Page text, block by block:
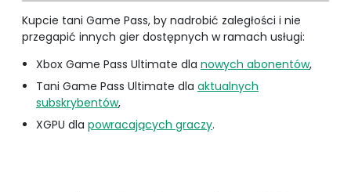
Kupcie tani Game Pass, by nadrobić zaległości i nie
przegapić innych gier dostępnych w ramach usługi:
Xbox Game Pass Ultimate dla nowych abonentów,
Tani Game Pass Ultimate dla aktualnych
subskrybentów,
XGPU dla powracających graczy.